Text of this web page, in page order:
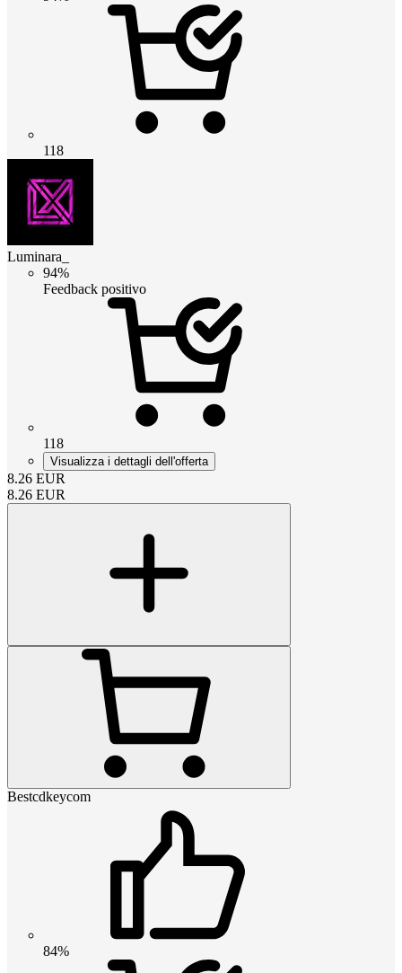
118
Luminara_
94%
Feedback positivo
118
Visualizza i dettagli dell'offerta
8.26 EUR
8.26 EUR
Bestcdkeycom
84%